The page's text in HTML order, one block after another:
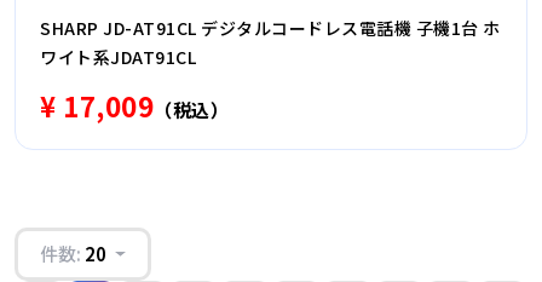
SHARP JD-AT91CL デジタルコードレス電話機 子機1台 ホ
ワイト系JDAT91CL
¥ 17,009 （税込）
件数: 20